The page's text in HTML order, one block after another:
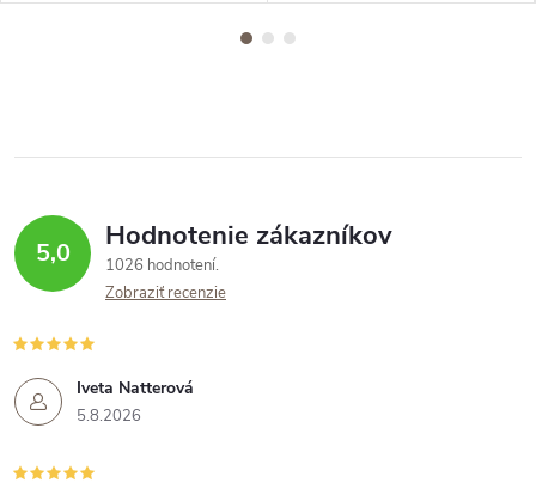
5,0 Hodnotenie zákazníkov
1026 hodnotení
Zobraziť recenzie
Iveta Natterová
5.8.2026